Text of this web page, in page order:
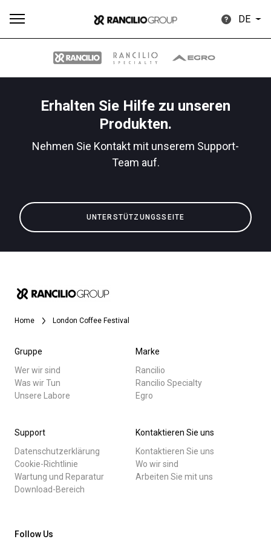
DE
Erhalten Sie Hilfe zu unseren
Produkten.
Nehmen Sie Kontakt mit unserem Support-
Team auf.
UNTERSTÜTZUNGSSEITE
Home London Coffee Festival
Gruppe
Wer wir sind
Was wir Tun
Unsere Labore
Marke
Rancilio
Rancilio Specialty
Egro
Support
Datenschutzerklärung
Cookie-Richtlinie
Wartung und Reparatur
Download-Bereich
Kontaktieren Sie uns
Kontaktieren Sie uns
Wo wir sind
Arbeiten Sie mit uns
Follow Us
Alle
Nachrichten
Herunterladen
Mehr
Our brands
Gruppe
Nachrichten
Unsere Labore
Connect
Kontaktieren Sie uns